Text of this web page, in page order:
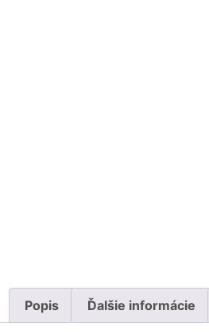
Popis Ďalšie informácie